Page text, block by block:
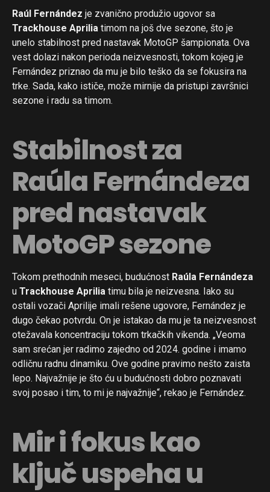
Raúl Fernández je zvanično produžio ugovor sa
Trackhouse Aprilia timom na još dve sezone, što je
unelo stabilnost pred nastavak MotoGP šampionata. Ova
vest dolazi nakon perioda neizvesnosti, tokom kojeg je
Fernández priznao da mu je bilo teško da se fokusira na
trke. Sada, kako ističe, može mirnije da pristupi završnici
sezone i radu sa timom.
Stabilnost za
Raúla Fernándeza
pred nastavak
MotoGP sezone
Tokom prethodnih meseci, budućnost Raúla Fernándeza
u Trackhouse Aprilia timu bila je neizvesna. Iako su
ostali vozači Aprilije imali rešene ugovore, Fernández je
dugo čekao potvrdu. On je istakao da mu je ta neizvesnost
otežavala koncentraciju tokom trkačkih vikenda. „Veoma
sam srećan jer radimo zajedno od 2024. godine i imamo
odličnu radnu dinamiku. Ove godine pravimo nešto zaista
lepo. Najvažnije je što ću u budućnosti dobro poznavati
svoj posao i tim, to mi je najvažnije“, rekao je Fernández.
Mir i fokus kao
ključ uspeha u